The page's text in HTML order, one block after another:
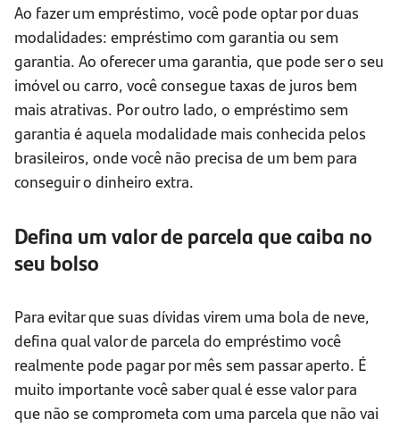
Ao fazer um empréstimo, você pode optar por duas
modalidades: empréstimo com garantia ou sem
garantia. Ao oferecer uma garantia, que pode ser o seu
imóvel ou carro, você consegue taxas de juros bem
mais atrativas. Por outro lado, o empréstimo sem
garantia é aquela modalidade mais conhecida pelos
brasileiros, onde você não precisa de um bem para
conseguir o dinheiro extra.
Defina um valor de parcela que caiba no
seu bolso
Para evitar que suas dívidas virem uma bola de neve,
defina qual valor de parcela do empréstimo você
realmente pode pagar por mês sem passar aperto. É
muito importante você saber qual é esse valor para
que não se comprometa com uma parcela que não vai